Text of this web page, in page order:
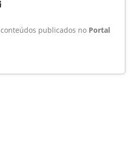
conteúdos publicados no Portal